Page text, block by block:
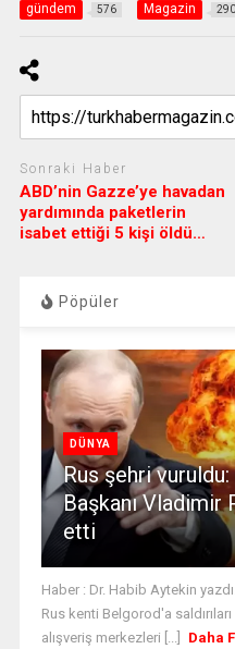
gündem 576 Magazin
Sonraki Haber
ABD’nin Gazze’ye havadan
yardımında paketlerin
isabet ettiği 5 kişi öldü…
Pöpüler
DÜNYA
Rus şehri
Başkanı Vladimir
etti
Haber : Dr. Habib Aytekin
Rus kenti Belgorod'a
alışveriş merkezleri [...]
Daha